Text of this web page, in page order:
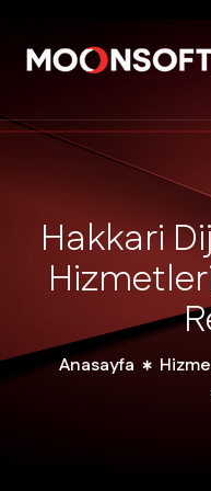
HakkariDi
Hizmetler
R
Anasayfa